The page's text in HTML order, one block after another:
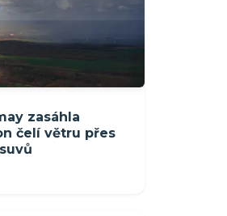
zasáhla
čelí větru přes